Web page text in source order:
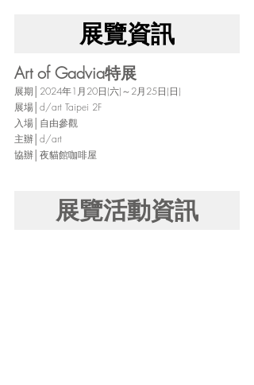
展覽資訊
Art of Gadvia特展
展期│2024年1月20日(六)～2月25日(日)
展場│d/art Taipei 2F
入場│自由參觀
主辦│d/art
協辦│夜貓館咖啡屋
展覽活動資訊